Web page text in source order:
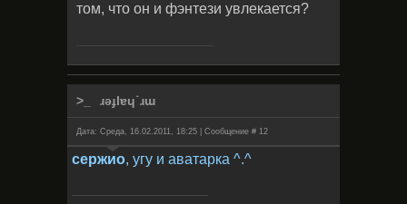
том, что он и фэнтези увлекается?
ɹǝɟlɐɥ˙ɹɯ
Дата: Среда, 16.02.2011, 18:25 | Сообщение # 12
сержио, угу и аватарка ^.^